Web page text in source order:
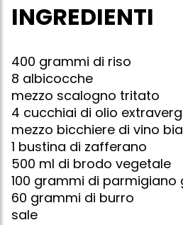
INGREDIENTI
400 grammi di riso
8 albicocche
mezzo scalogno tritato
4 cucchiai di olio
mezzo bicchiere di vino
1 bustina di zafferano
500 ml di brodo vegetale
100 grammi di
60 grammi di burro
sale